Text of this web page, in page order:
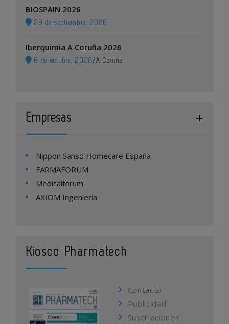
BIOSPAIN 2026
29 de septiembre, 2026
Iberquimia A Coruña 2026
6 de octubre, 2026 /A Coruña
Empresas
Nippon Sanso Homecare España
FARMAFORUM
Medicalforum
AXIOM Ingeniería
Kiosco Pharmatech
Contacto
Publicidad
Suscripciones